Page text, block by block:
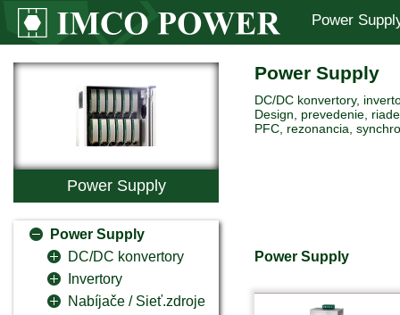
Power
Power Supply
Power Supply
DC/DC konvertory
Invertory
Nabíjače / Sieť.zdroje
Power Supply
DC/DC konvertory,
Design, prevedenie,
PFC, rezonancia,
Power Supply